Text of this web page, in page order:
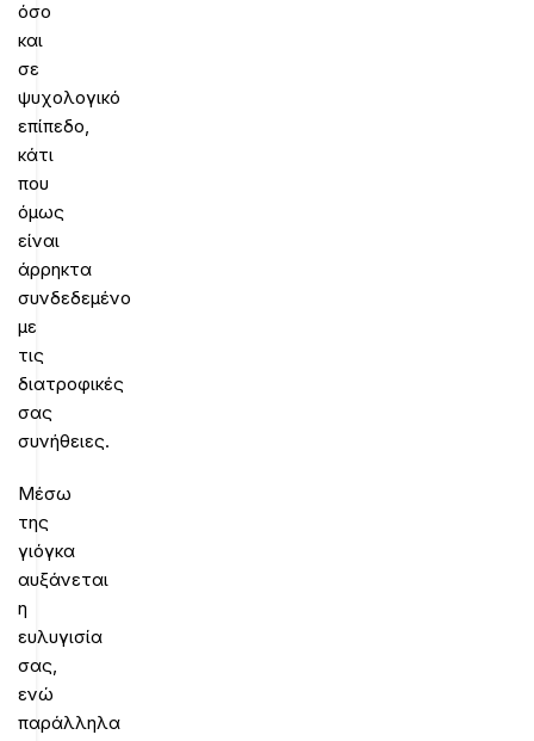
όσο
και
σε
ψυχολογικό
επίπεδο,
κάτι
που
όμως
είναι
άρρηκτα
συνδεδεμένο
με
τις
διατροφικές
σας
συνήθειες.
Μέσω
της
γιόγκα
αυξάνεται
η
ευλυγισία
σας,
ενώ
παράλληλα